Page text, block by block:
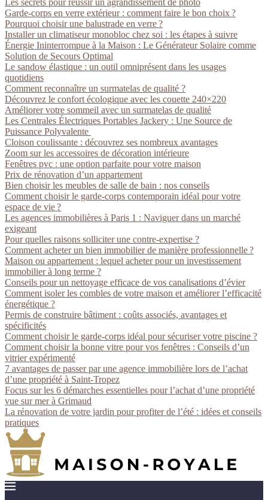
Les secrets pour réussir un agrandissement de photo
Garde-corps en verre extérieur : comment faire le bon choix ?
Pourquoi choisir une balustrade en verre ?
Installer un climatiseur monobloc chez soi : les étapes à suivre
Énergie Ininterrompue à la Maison : Le Générateur Solaire comme
Solution de Secours Optimal
Le sandow élastique : un outil omniprésent dans les usages
quotidiens
Comment reconnaître un surmatelas de qualité ?
Découvrez le confort écologique avec les couette 240×220
Améliorer votre sommeil avec un surmatelas de qualité
Les Centrales Électriques Portables Jackery : Une Source de
Puissance Polyvalente
Cloison coulissante : découvrez ses nombreux avantages
Zoom sur les accessoires de décoration intérieure
Fenêtres pvc : une option parfaite pour votre maison
Prix de rénovation d’un appartement
Bien choisir les meubles de salle de bain : nos conseils
Comment choisir le garde-corps contemporain idéal pour votre
espace de vie ?
Les agences immobilières à Paris 1 : Naviguer dans un marché
exigeant
Pour quelles raisons solliciter une contre-expertise ?
Comment acheter un bien immobilier de manière professionnelle ?
Maison ou appartement : lequel acheter pour un investissement
immobilier à long terme ?
Conseils pour un nettoyage efficace de vos canalisations d’évier
Comment isoler les combles de votre maison et améliorer l’efficacité
énergétique ?
Permis de construire bâtiment : coûts associés, avantages et
spécificités
Comment choisir le garde-corps idéal pour sécuriser votre piscine ?
Comment choisir la bonne vitre pour vos fenêtres : Conseils d’un
vitrier expérimenté
7 avantages de passer par une agence immobilière lors de l’achat
d’une propriété à Saint-Tropez
Focus sur les 6 démarches essentielles pour l’achat d’une propriété
vue sur mer à Grimaud
La rénovation de votre jardin pour profiter de l’été : idées et conseils
pratiques